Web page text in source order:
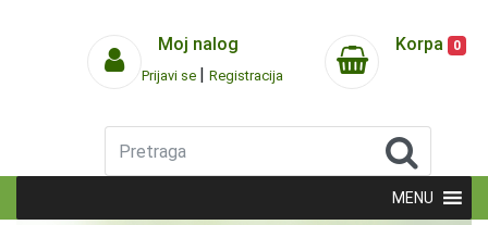
Moj nalog
Prijavi se | Registracija
Korpa 0
Pretraga
MENU